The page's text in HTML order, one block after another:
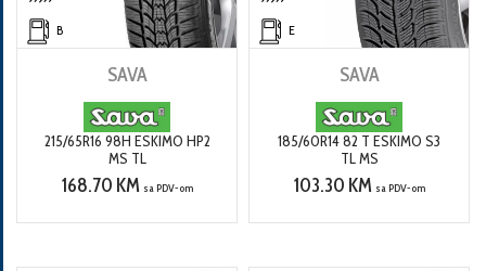
B
SAVA
215/65R16 98H ESKIMO HP2
MS TL
168.70 KM sa PDV-om
E
SAVA
185/60R14 82 T ESKIMO S3
TL MS
103.30 KM sa PDV-om